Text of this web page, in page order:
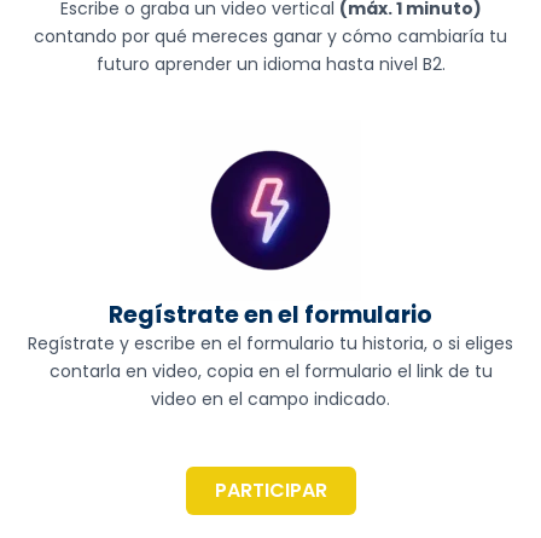
Escribe o graba un video vertical (máx. 1 minuto)
contando por qué mereces ganar y cómo cambiaría tu
futuro aprender un idioma hasta nivel B2.
Regístrate en el formulario
Regístrate y escribe en el formulario tu historia, o si eliges
contarla en video, copia en el formulario el link de tu
video en el campo indicado.
PARTICIPAR